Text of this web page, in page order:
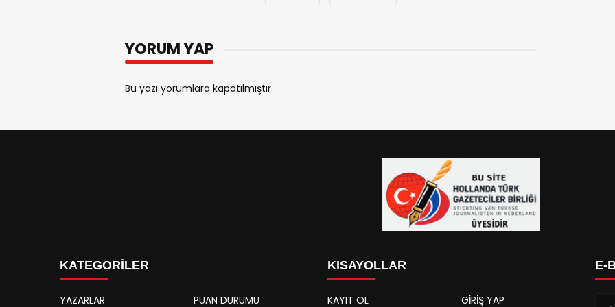
YORUM YAP
Bu yazı yorumlara kapatılmıştır.
KATEGORİLER
YAZARLAR PUAN DURUMU
KISAYOLLAR
KAYIT OL GİRİŞ YAP
E-